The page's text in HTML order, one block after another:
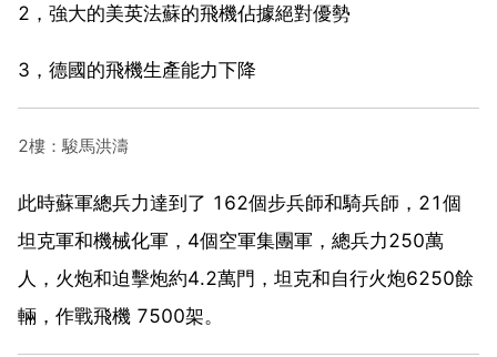
2，強大的美英法蘇的飛機佔據絕對優勢
3，德國的飛機生產能力下降
2樓：駿馬洪濤
此時蘇軍總兵力達到了 162個步兵師和騎兵師，21個
坦克軍和機械化軍，4個空軍集團軍，總兵力250萬
人，火炮和迫擊炮約4.2萬門，坦克和自行火炮6250餘
輛，作戰飛機 7500架。